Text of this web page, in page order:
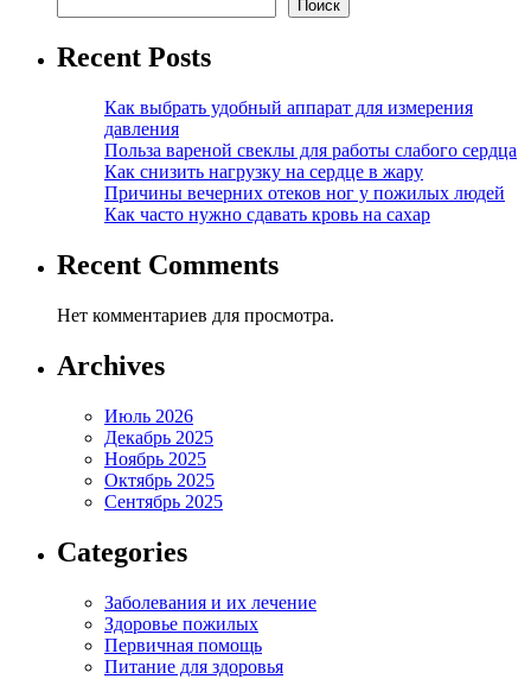
Поиск
Recent Posts
Как выбрать удобный аппарат для измерения
давления
Польза вареной свеклы для работы слабого сердца
Как снизить нагрузку на сердце в жару
Причины вечерних отеков ног у пожилых людей
Как часто нужно сдавать кровь на сахар
Recent Comments
Нет комментариев для просмотра.
Archives
Июль 2026
Декабрь 2025
Ноябрь 2025
Октябрь 2025
Сентябрь 2025
Categories
Заболевания и их лечение
Здоровье пожилых
Первичная помощь
Питание для здоровья